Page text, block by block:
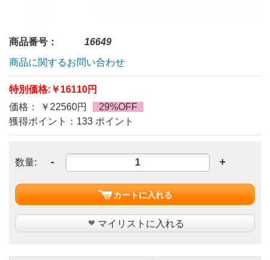
商品番号：
16649
商品に関するお問い合わせ
特別価格: ￥16110円
価格： ￥22560円
29%OFF
獲得ポイント：133 ポイント
数量: - +
カートに入れる
マイリストに入れる